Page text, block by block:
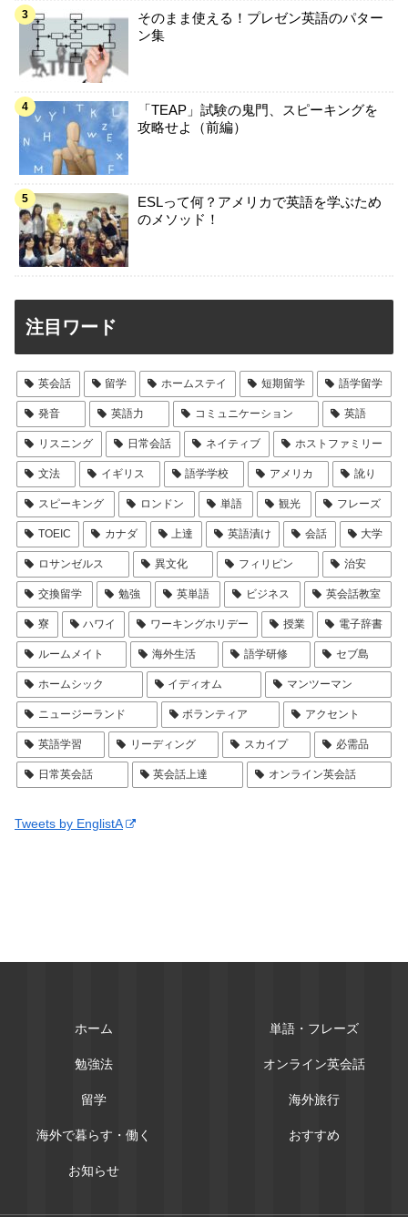
そのまま使える！プレゼン英語のパター
ン集
「TEAP」試験の鬼門、スピーキングを
攻略せよ（前編）
ESLって何？アメリカで英語を学ぶため
のメソッド！
注目ワード
英会話 留学 ホームステイ 短期留学 語学留学
発音 英語力 コミュニケーション 英語
リスニング 日常会話 ネイティブ ホストファミリー
文法 イギリス 語学学校 アメリカ 訛り
スピーキング ロンドン 単語 観光 フレーズ
TOEIC カナダ 上達 英語漬け 会話 大学
ロサンゼルス 異文化 フィリピン 治安
交換留学 勉強 英単語 ビジネス 英会話教室
寮 ハワイ ワーキングホリデー 授業 電子辞書
ルームメイト 海外生活 語学研修 セブ島
ホームシック イディオム マンツーマン
ニュージーランド ボランティア アクセント
英語学習 リーディング スカイプ 必需品
日常英会話 英会話上達 オンライン英会話
Tweets by EnglistA
ホーム 単語・フレーズ
勉強法 オンライン英会話
留学 海外旅行
海外で暮らす・働く おすすめ
お知らせ